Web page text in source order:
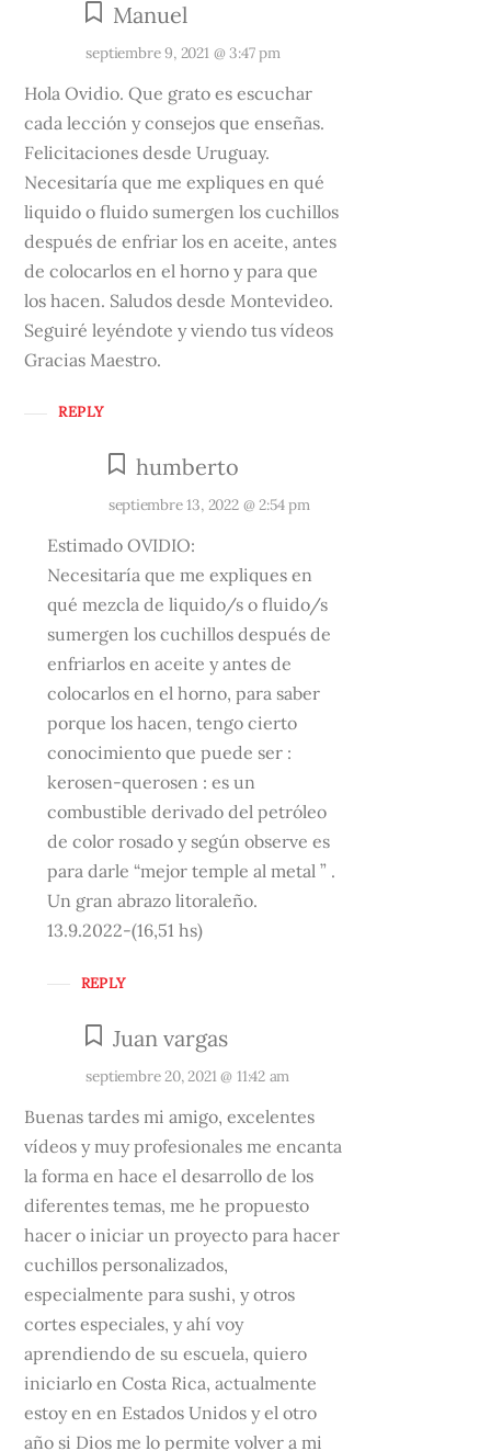
Manuel
septiembre 9, 2021 @ 3:47 pm
Hola Ovidio. Que grato es escuchar
cada lección y consejos que enseñas.
Felicitaciones desde Uruguay.
Necesitaría que me expliques en qué
liquido o fluido sumergen los cuchillos
después de enfriar los en aceite, antes
de colocarlos en el horno y para que
los hacen. Saludos desde Montevideo.
Seguiré leyéndote y viendo tus vídeos
Gracias Maestro.
REPLY
humberto
septiembre 13, 2022 @ 2:54 pm
Estimado OVIDIO:
Necesitaría que me expliques en
qué mezcla de liquido/s o fluido/s
sumergen los cuchillos después de
enfriarlos en aceite y antes de
colocarlos en el horno, para saber
porque los hacen, tengo cierto
conocimiento que puede ser :
kerosen-querosen : es un
combustible derivado del petróleo
de color rosado y según observe es
para darle “mejor temple al metal ” .
Un gran abrazo litoraleño.
13.9.2022-(16,51 hs)
REPLY
Juan vargas
septiembre 20, 2021 @ 11:42 am
Buenas tardes mi amigo, excelentes
vídeos y muy profesionales me encanta
la forma en hace el desarrollo de los
diferentes temas, me he propuesto
hacer o iniciar un proyecto para hacer
cuchillos personalizados,
especialmente para sushi, y otros
cortes especiales, y ahí voy
aprendiendo de su escuela, quiero
iniciarlo en Costa Rica, actualmente
estoy en en Estados Unidos y el otro
año si Dios me lo permite volver a mi